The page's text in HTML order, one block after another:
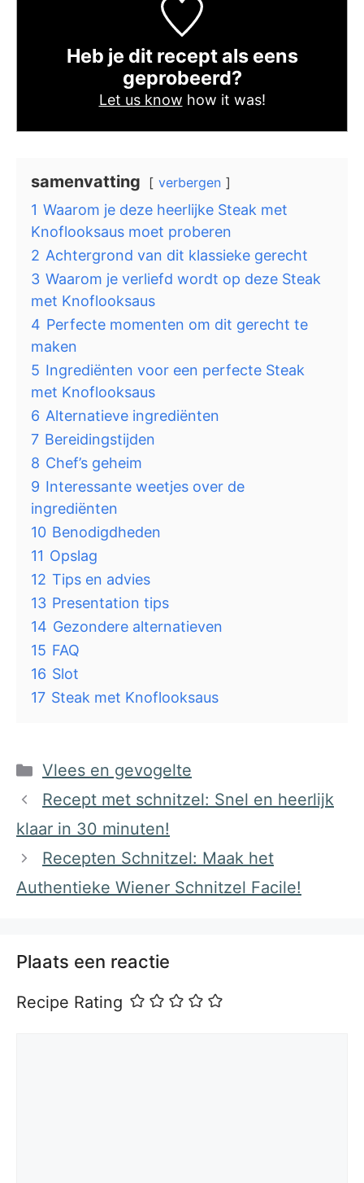
Heb je dit recept als eens
geprobeerd?
Let us know how it was!
samenvatting verbergen
1 Waarom je deze heerlijke Steak met
Knoflooksaus moet proberen
2 Achtergrond van dit klassieke gerecht
3 Waarom je verliefd wordt op deze Steak
met Knoflooksaus
4 Perfecte momenten om dit gerecht te
maken
5 Ingrediënten voor een perfecte Steak
met Knoflooksaus
6 Alternatieve ingrediënten
7 Bereidingstijden
8 Chef’s geheim
9 Interessante weetjes over de
ingrediënten
10 Benodigdheden
11 Opslag
12 Tips en advies
13 Presentation tips
14 Gezondere alternatieven
15 FAQ
16 Slot
17 Steak met Knoflooksaus
Categorieën
Vlees en gevogelte
Recept met schnitzel: Snel en heerlijk
klaar in 30 minuten!
Recepten Schnitzel: Maak het
Authentieke Wiener Schnitzel Facile!
Plaats een reactie
Recipe Rating